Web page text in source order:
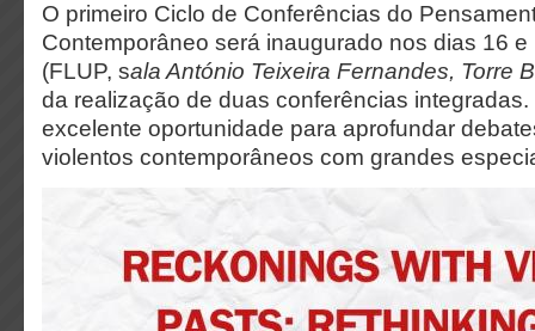
O primeiro Ciclo de Conferências do
Contemporâneo será inaugurado nos dias 16 e
(FLUP, sala António Teixeira Fernandes, Torre
da realização de duas conferências
excelente oportunidade para aprofundar
violentos contemporâneos com grandes